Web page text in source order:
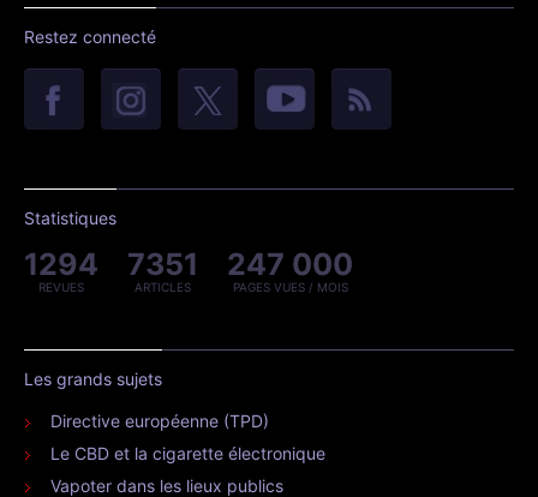
Restez connecté
Statistiques
1294
REVUES
7351
ARTICLES
247 000
PAGES VUES / MOIS
Les grands sujets
Directive européenne (TPD)
Le CBD et la cigarette électronique
Vapoter dans les lieux publics